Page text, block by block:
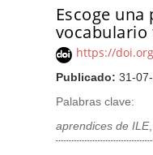
Escoge
vocabulario
https://
Publicado: 31-
Palabras clave:
aprendices de ILE,